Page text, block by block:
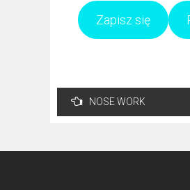
Zapisz się
Nawigacja
wpisu
NOSE WORK